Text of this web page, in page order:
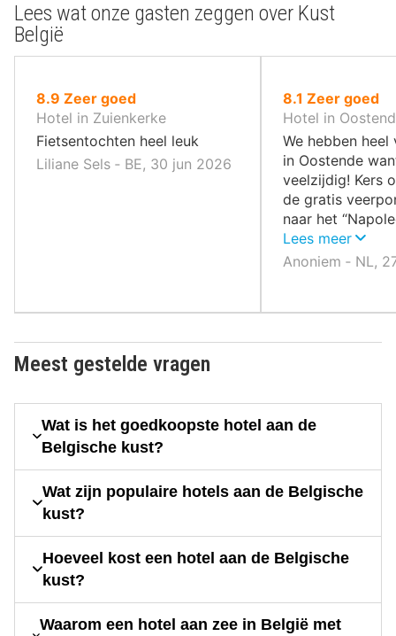
Lees wat onze gasten zeggen over Kust
België
8.9 uit
10
,
Zeer goed
Hotel in Zuienkerke
Fietsentochten heel leuk
Liliane Sels ‐ BE, 30 jun 2026
8.1 uit
10
,
Zeer goed
Hotel in
We hebben heel
in Oostende
veelzijdig! Kers
de gratis
naar het
lopen.
Lees meer
Anoniem ‐ NL,
Meest gestelde vragen
Wat is het goedkoopste hotel aan de
Belgische kust?
Wat zijn populaire hotels aan de Belgische
kust?
Hoeveel kost een hotel aan de Belgische
kust?
Waarom een hotel aan zee in België met